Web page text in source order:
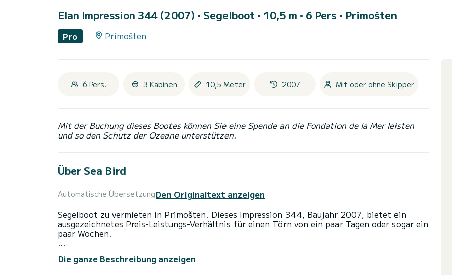
Elan Impression 344 (2007) • Segelboot • 10,5 m • 6 Pers • Primošten
Pro Primošten
6 Pers. 3 Kabinen 10,5 Meter 2007 Mit oder ohne Skipper
Mit der Buchung dieses Bootes können Sie eine Spende an die Fondation de la Mer leisten
und so den Schutz der Ozeane unterstützen.
Über Sea Bird
Automatische ÜbersetzungDen Originaltext anzeigen
Segelboot zu vermieten in Primošten. Dieses Impression 344, Baujahr 2007, bietet ein
ausgezeichnetes Preis-Leistungs-Verhältnis für einen Törn von ein paar Tagen oder sogar ein
paar Wochen.
Gesamtlänge von 11 Metern wird es Ihr bester Verbündeter sein, um einen
Die ganze Beschreibung anzeigen